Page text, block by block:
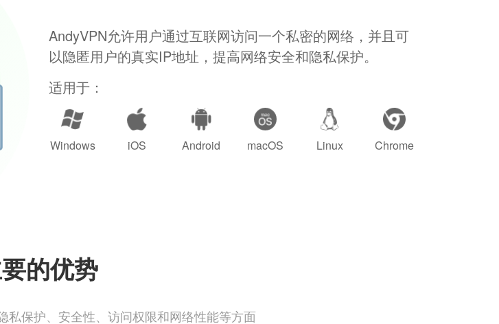
AndyVPN允许用户通过互联网访问一个私密的网络，并且可
以隐匿用户的真实IP地址，提高网络安全和隐私保护。
适用于：
Windows iOS Android macOS Linux Chrome
的优势
私保护、安全性、访问权限和网络性能等方面